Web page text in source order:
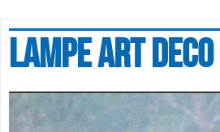
Lampe art deco